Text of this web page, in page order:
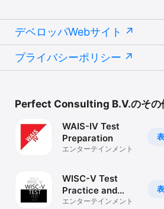
デベロッパWebサイト
プライバシーポリシー
Perfect Consulting B.V.のその
WAIS-IV Test
Preparation
エンターテインメント
WISC-V Test
Practice and
Prep
エンターテインメント